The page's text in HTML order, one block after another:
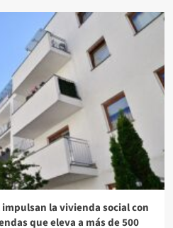
impulsan la vivienda social con
que eleva a más de 500